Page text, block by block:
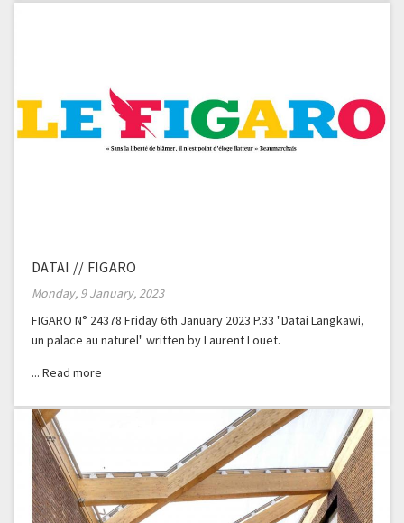
DATAI // FIGARO
Monday, 9 January, 2023
FIGARO N° 24378 Friday 6th January 2023 P.33 "Datai Langkawi,
un palace au naturel" written by Laurent Louet.